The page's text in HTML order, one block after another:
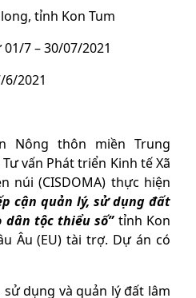
tỉnh Kon Tum
7 – 30/07/2021
2021
Nông thôn miền Trung
vấn Phát triển Kinh tế Xã
núi (CISDOMA) thực hiện
cận quản lý, sử dụng đất
dân tộc thiểu số” tỉnh Kon
Âu (EU) tài trợ. Dự án có
dụng và quản lý đất lâm